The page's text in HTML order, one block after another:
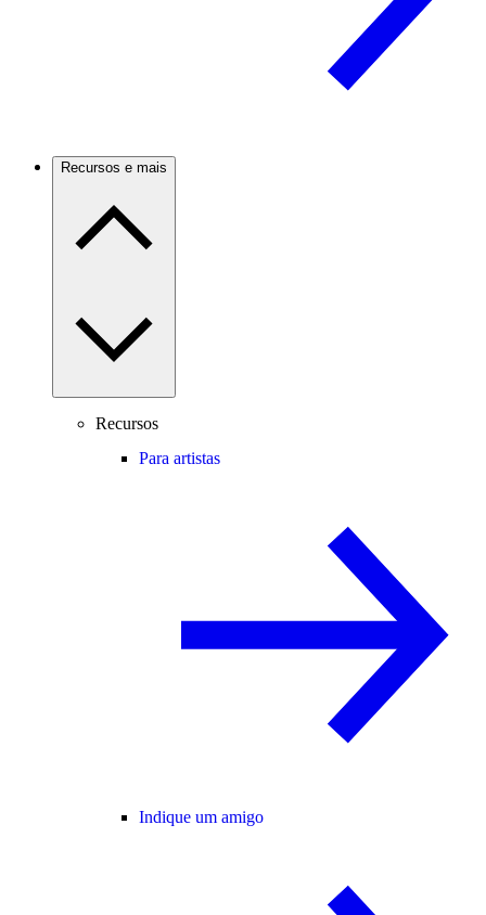
Recursos e mais
Recursos
Para artistas
Indique um amigo